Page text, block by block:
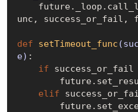
unc, success_or_fail,
def setTimeout_func
e) :
if success_or_fail
elif